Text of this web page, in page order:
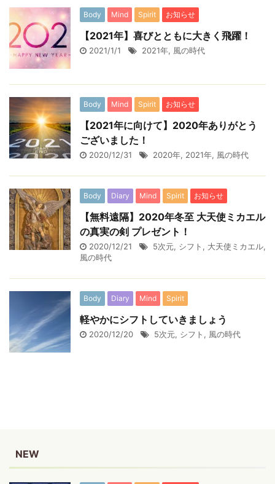
Body Mind Spirit お知らせ
【2021年】喜びとともに大きく飛躍！
2021/1/1 2021年, 風の時代
Body Mind Spirit お知らせ
【2021年に向けて】2020年ありがとう
ございました！
2020/12/31 2020年, 2021年, 風の時代
Body Diary Mind Spirit お知らせ
【無料遠隔】2020年冬至 大天使ミカエル
の真実の剣 プレゼント！
2020/12/21 5次元, シフト , 大天使ミカエル,
風の時代
Body Diary Mind Spirit
軽やかにシフトしていきましょう
2020/12/20 5次元, シフト , 風の時代
NEW